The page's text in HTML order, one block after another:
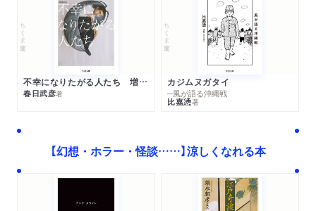
ちくま文庫
不幸になりたがる人たち 増補新版
春日武彦著
ちくま文庫
カジムヌガタイ
─風が語る沖縄戦
比嘉慂著
【幻想・ホラー・怪談……】涼しくなれる本